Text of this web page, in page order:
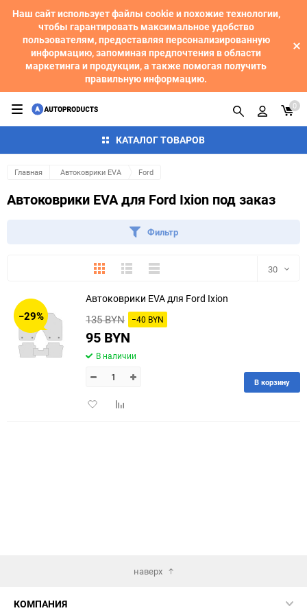
Наш сайт использует файлы cookie и похожие технологии,
чтобы гарантировать максимальное удобство
пользователям, предоставляя персонализированную
информацию, запоминая предпочтения в области
маркетинга и продукции, а также помогая получить
правильную информацию.
КАТАЛОГ ТОВАРОВ
0
Главная Автоковрики EVA Ford
Автоковрики EVA для Ford Ixion под заказ
Фильтр
ПлиткаПодробноКомпактно 30
150
−29%
Автоковрики EVA для Ford Ixion
135 BYN −40 BYN
95 BYN
В наличии
ДобавитьДобавить
В корзину
наверх
КОМПАНИЯ